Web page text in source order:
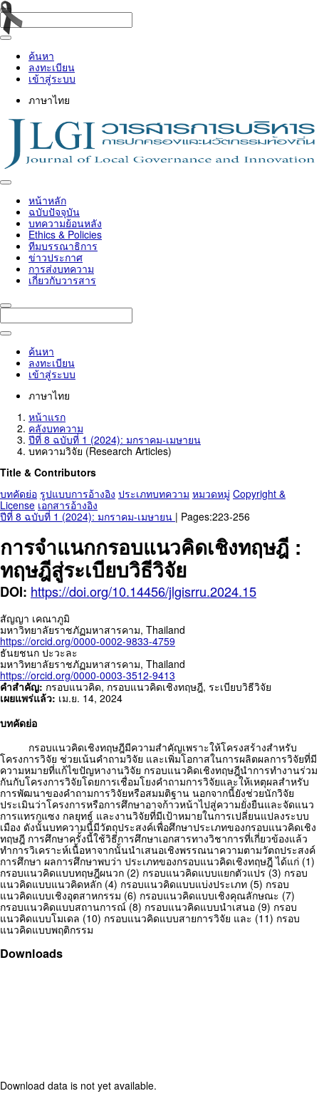
ค้นหา
ลงทะเบียน
เข้าสู่ระบบ
ภาษาไทย
Toggle
navigation
หน้าหลัก
ฉบับปัจจุบัน
บทความย้อนหลัง
Ethics & Policies
ทีมบรรณาธิการ
ข่าวประกาศ
การส่งบทความ
เกี่ยวกับวารสาร
ค้นหา
ลงทะเบียน
เข้าสู่ระบบ
ภาษาไทย
หน้าแรก
คลังบทความ
ปีที่ 8 ฉบับที่ 1 (2024): มกราคม-เมษายน
บทความวิจัย (Research Articles)
Title & Contributors
บทคัดย่อ รูปแบบการอ้างอิง ประเภทบทความ หมวดหมู่ Copyright &
License เอกสารอ้างอิง
ปีที่ 8 ฉบับที่ 1 (2024): มกราคม-เมษายน | Pages:223-256
การจำแนกกรอบแนวคิดเชิงทฤษฎี :
ทฤษฎีสู่ระเบียบวิธีวิจัย
DOI: https://doi.org/10.14456/jlgisrru.2024.15
สัญญา เคณาภูมิ
มหาวิทยาลัยราชภัฏมหาสารคาม, Thailand
https://orcid.org/0000-0002-9833-4759
ธันยชนก ปะวะละ
มหาวิทยาลัยราชภัฏมหาสารคาม, Thailand
https://orcid.org/0000-0003-3512-9413
คำสำคัญ: กรอบแนวคิด, กรอบแนวคิดเชิงทฤษฎี, ระเบียบวิธีวิจัย
เผยแพร่แล้ว: เม.ย. 14, 2024
บทคัดย่อ
กรอบแนวคิดเชิงทฤษฎีมีความสำคัญเพราะให้โครงสร้างสำหรับ
โครงการวิจัย ช่วยเน้นคำถามวิจัย และเพิ่มโอกาสในการผลิตผลการวิจัยที่มี
ความหมายที่แก้ไขปัญหางานวิจัย กรอบแนวคิดเชิงทฤษฎีนำการทำงานร่วม
กันกับโครงการวิจัยโดยการเชื่อมโยงคำถามการวิจัยและให้เหตุผลสำหรับ
การพัฒนาของคำถามการวิจัยหรือสมมติฐาน นอกจากนี้ยังช่วยนักวิจัย
ประเมินว่าโครงการหรือการศึกษาอาจก้าวหน้าไปสู่ความยั่งยืนและจัดแนว
การแทรกแซง กลยุทธ์ และงานวิจัยที่มีเป้าหมายในการเปลี่ยนแปลงระบบ
เมือง ดังนั้นบทความนี้มีวัตถุประสงค์เพื่อศึกษาประเภทของกรอบแนวคิดเชิง
ทฤษฎี การศึกษาครั้งนี้ใช้วิธีการศึกษาเอกสารทางวิชาการที่เกี่ยวข้องแล้ว
ทำการวิเคราะห์เนื้อหาจากนั้นนำเสนอเชิงพรรณนาความตามวัตถประสงค์
การศึกษา ผลการศึกษาพบว่า ประเภทของกรอบแนวคิดเชิงทฤษฎี ได้แก่ (1)
กรอบแนวคิดแบบทฤษฎีผนวก (2) กรอบแนวคิดแบบแยกตัวแปร (3) กรอบ
แนวคิดแบบแนวคิดหลัก (4) กรอบแนวคิดแบบแบ่งประเภท (5) กรอบ
แนวคิดแบบเชิงอุตสาหกรรม (6) กรอบแนวคิดแบบเชิงคุณลักษณะ (7)
กรอบแนวคิดแบบสถานการณ์ (8) กรอบแนวคิดแบบนำเสนอ (9) กรอบ
แนวคิดแบบโมเดล (10) กรอบแนวคิดแบบสายการวิจัย และ (11) กรอบ
แนวคิดแบบพฤติกรรม
Downloads
Download data is not yet available.